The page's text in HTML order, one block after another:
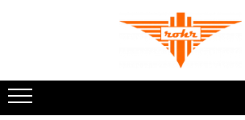
Pneumatice
Accesorii retele pneumatice